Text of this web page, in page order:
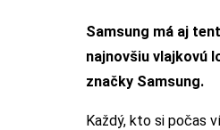
Samsung má aj
najnovšiu vlajkovú
značky Samsung.
Každý, kto si počas